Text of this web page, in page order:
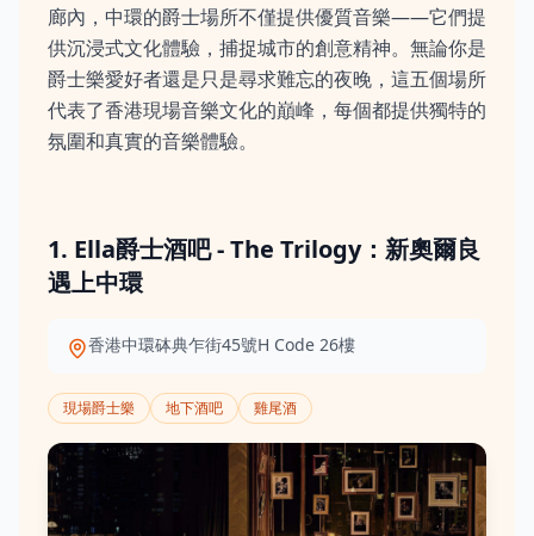
廊內，中環的爵士場所不僅提供優質音樂——它們提
供沉浸式文化體驗，捕捉城市的創意精神。無論你是
爵士樂愛好者還是只是尋求難忘的夜晚，這五個場所
代表了香港現場音樂文化的巔峰，每個都提供獨特的
氛圍和真實的音樂體驗。
1. Ella爵士酒吧 - The Trilogy：新奧爾良
遇上中環
香港中環砵典乍街45號H Code 26樓
現場爵士樂 地下酒吧 雞尾酒